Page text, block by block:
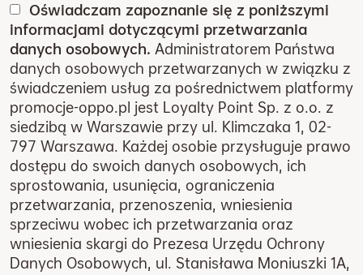
Oświadczam zapoznanie się z poniższymi
informacjami dotyczącymi przetwarzania
danych osobowych. Administratorem Państwa
danych osobowych przetwarzanych w związku z
świadczeniem usług za pośrednictwem platformy
promocje-oppo.pl jest Loyalty Point Sp. z o.o. z
siedzibą w Warszawie przy ul. Klimczaka 1, 02-
797 Warszawa. Każdej osobie przysługuje prawo
dostępu do swoich danych osobowych, ich
sprostowania, usunięcia, ograniczenia
przetwarzania, przenoszenia, wniesienia
sprzeciwu wobec ich przetwarzania oraz
wniesienia skargi do Prezesa Urzędu Ochrony
Danych Osobowych, ul. Stanisława Moniuszki 1A,